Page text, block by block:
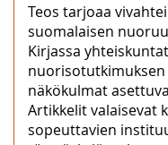
Teos tarjoaa
suomalaisen
Kirjassa
näkökulmat
Artikkelit valaisevat
sopeuttavien